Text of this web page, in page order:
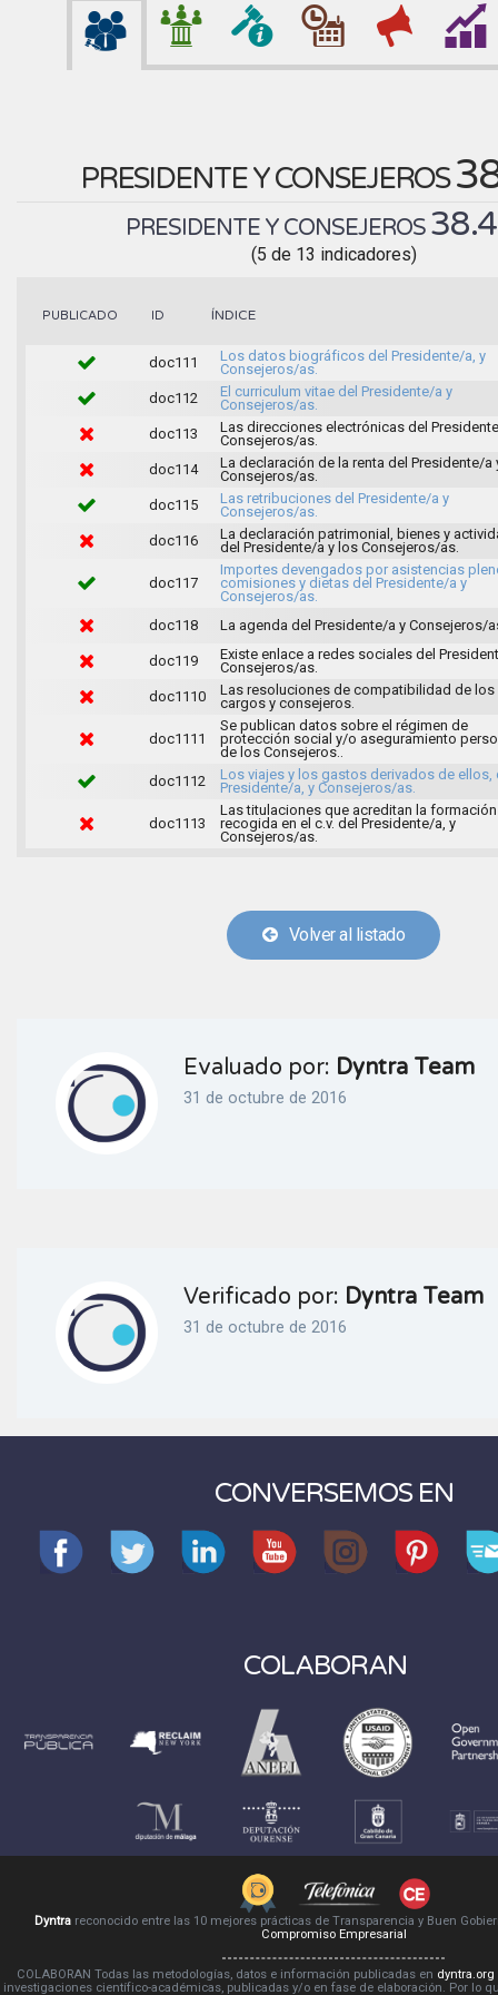
PRESIDENTE Y CONSEJEROS
PRESIDENTE Y CONSEJEROS
(5 de 13 indicadores)
PUBLICADO ID ÍNDICE
doc111
Los datos biográficos del Presidente/a, y
Consejeros/as.
doc112
El curriculum vitae del Presidente/a y
Consejeros/as.
doc113
Las direcciones electrónicas del
Consejeros/as.
doc114
La declaración de la renta del Presidente/a
Consejeros/as.
doc115
Las retribuciones del Presidente/a y
Consejeros/as.
doc116
La declaración patrimonial, bienes y
del Presidente/a y los Consejeros/as.
doc117
Importes devengados por asistencias
comisiones y dietas del Presidente/a y
Consejeros/as.
doc118
La agenda del Presidente/a y Consejeros/
doc119
Existe enlace a redes sociales del
Consejeros/as.
doc1110
Las resoluciones de compatibilidad de los
cargos y consejeros.
doc1111
Se publican datos sobre el régimen de
protección social y/o aseguramiento
de los Consejeros..
doc1112
Los viajes y los gastos derivados de ellos,
Presidente/a, y Consejeros/as.
doc1113
Las titulaciones que acreditan la formación
recogida en el c.v. del Presidente/a, y
Consejeros/as.
Volver al listado
Evaluado por: Dyntra Team
31 de octubre de 2016
Verificado por: Dyntra Team
31 de octubre de 2016
CONVERSEMOS EN
COLABORAN
Dyntrareconocido entre las 10 mejores prácticas de Transparencia y Buen
Compromiso Empresarial
COLABORAN Todas las metodologías, datos e información publicadas en dyntra.org
investigaciones científico-académicas, publicadas y/o en fase de elaboración. Por lo